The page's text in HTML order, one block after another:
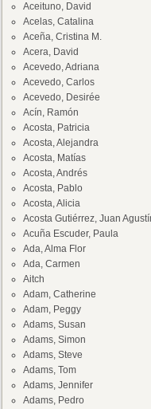
Aceituno, David
Acelas, Catalina
Aceña, Cristina M.
Acera, David
Acevedo, Adriana
Acevedo, Carlos
Acevedo, Desirée
Acín, Ramón
Acosta, Patricia
Acosta, Alejandra
Acosta, Matías
Acosta, Andrés
Acosta, Pablo
Acosta, Alicia
Acosta Gutiérrez, Juan
Acuña Escuder, Paula
Ada, Alma Flor
Ada, Carmen
Aitch
Adam, Catherine
Adam, Peggy
Adams, Susan
Adams, Simon
Adams, Steve
Adams, Tom
Adams, Jennifer
Adams, Pedro